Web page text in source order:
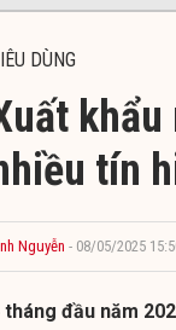
DÙNG
khẩu
tín
Nguyễn - 08/05/2025
tháng đầu năm